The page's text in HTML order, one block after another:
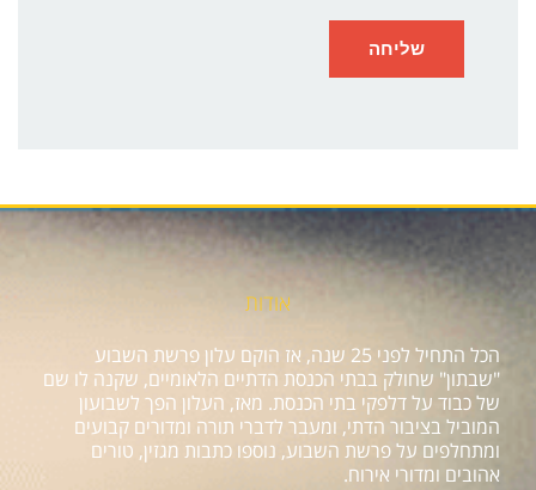
אודות
הכל התחיל לפני 25 שנה, אז הוקם עלון פרשת השבוע
"שבתון" שחולק בבתי הכנסת הדתיים הלאומיים, שקנה לו שם
של כבוד על דלפקי בתי הכנסת. מאז, העלון הפך לשבועון
המוביל בציבור הדתי, ומעבר לדברי תורה ומדורים קבועים
ומתחלפים על פרשת השבוע, נוספו כתבות מגזין, טורים
אהובים ומדורי אירוח.